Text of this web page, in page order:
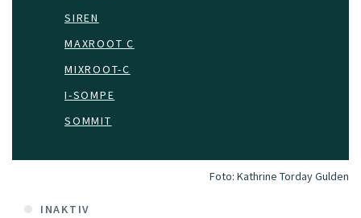
SIREN
MAXROOT C
MIXROOT-C
I-SOMPE
SOMMIT
Foto: Kathrine Torday Gulden
INAKTIV